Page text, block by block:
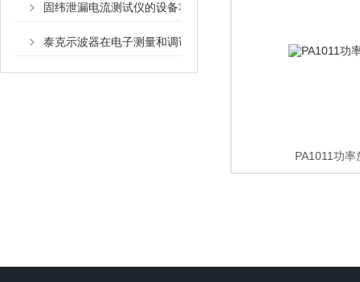
固纬泄漏电流测试仪的设备功能特点和注意事项
泰克示波器在电子测量和调试中的重要性
PA1011功率